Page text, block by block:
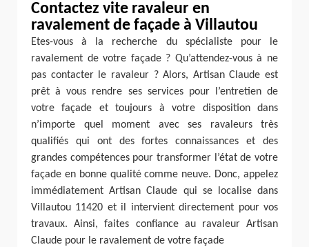
Contactez vite ravaleur en
ravalement de façade à Villautou
Etes-vous à la recherche du spécialiste pour le
ravalement de votre façade ? Qu’attendez-vous à ne
pas contacter le ravaleur ? Alors, Artisan Claude est
prêt à vous rendre ses services pour l’entretien de
votre façade et toujours à votre disposition dans
n’importe quel moment avec ses ravaleurs très
qualifiés qui ont des fortes connaissances et des
grandes compétences pour transformer l’état de votre
façade en bonne qualité comme neuve. Donc, appelez
immédiatement Artisan Claude qui se localise dans
Villautou 11420 et il intervient directement pour vos
travaux. Ainsi, faites confiance au ravaleur Artisan
Claude pour le ravalement de votre façade